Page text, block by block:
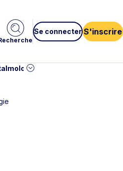
Se connecter S'inscrire